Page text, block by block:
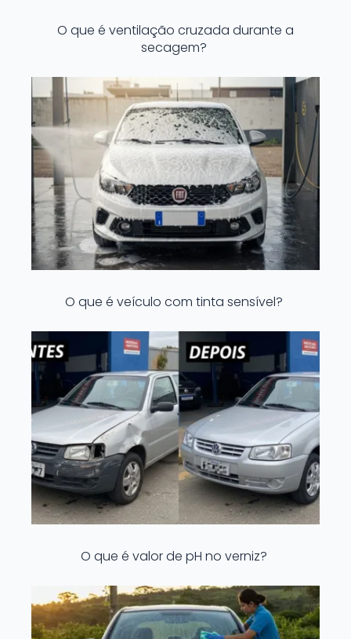
O que é ventilação cruzada durante a
secagem?
O que é veículo com tinta sensível?
O que é valor de pH no verniz?